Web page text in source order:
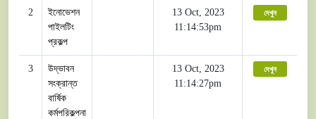
2
ইনোভেশন
পাইলটিং
প্রকল্প
13 Oct, 2023
11:14:53pm
দেখুন
3
উদ্ভাবন
সংক্রান্ত
বার্ষিক
কর্মপরিকল্পনা
13 Oct, 2023
11:14:27pm
দেখুন